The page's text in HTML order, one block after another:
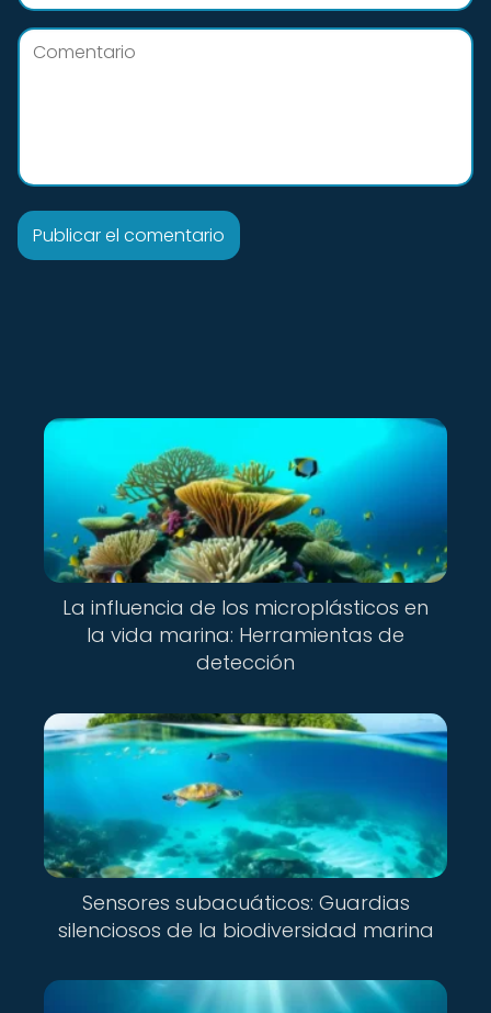
La influencia de los microplásticos en
la vida marina: Herramientas de
detección
Sensores subacuáticos: Guardias
silenciosos de la biodiversidad marina